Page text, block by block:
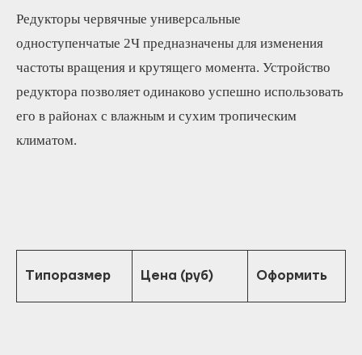
Редукторы червячные универсальные
одноступенчатые 2Ч предназначены для изменения
частоты вращения и крутящего момента. Устройство
редуктора позволяет одинаково успешно использовать
его в районах с влажным и сухим тропическим
климатом.
Типоразмер Цена (руб) Оформить